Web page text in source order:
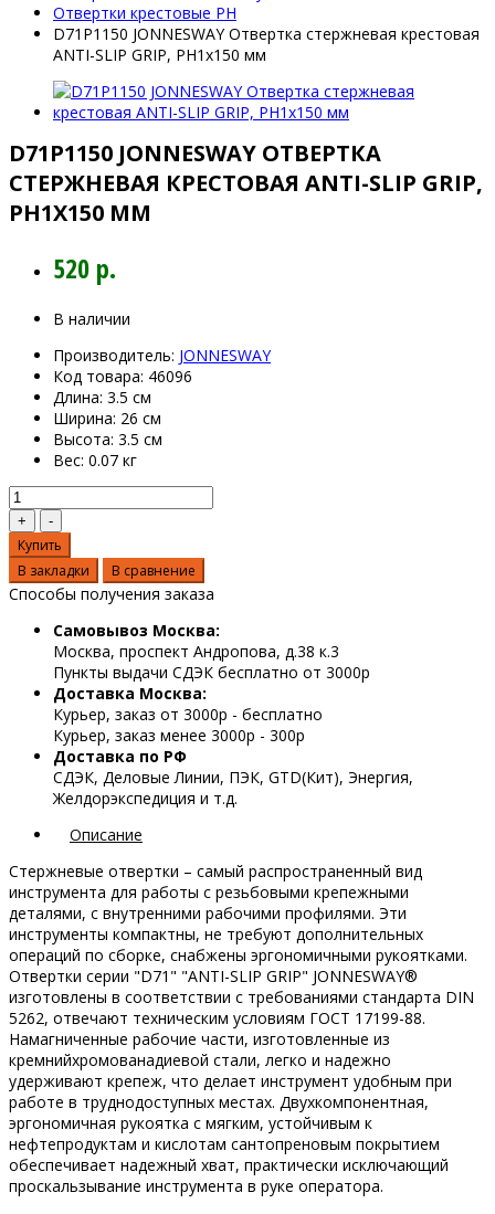
Отвертки крестовые PH
D71P1150 JONNESWAY Отвертка стержневая крестовая
ANTI-SLIP GRIP, PH1x150 мм
D71P1150 JONNESWAY ОТВЕРТКА
СТЕРЖНЕВАЯ КРЕСТОВАЯ ANTI-SLIP GRIP,
PH1X150 ММ
520 р.
В наличии
Производитель: JONNESWAY
Код товара: 46096
Длина: 3.5 см
Ширина: 26 см
Высота: 3.5 см
Вес: 0.07 кг
Купить
В закладки
В сравнение
Способы получения заказа
Самовывоз Москва:
Москва, проспект Андропова, д.38 к.3
Пункты выдачи СДЭК бесплатно от 3000р
Доставка Москва:
Курьер, заказ от 3000р - бесплатно
Курьер, заказ менее 3000р - 300р
Доставка по РФ
СДЭК, Деловые Линии, ПЭК, GTD(Кит), Энергия,
Желдорэкспедиция и т.д.
Описание
Стержневые отвертки – самый распространенный вид
инструмента для работы с резьбовыми крепежными
деталями, с внутренними рабочими профилями. Эти
инструменты компактны, не требуют дополнительных
операций по сборке, снабжены эргономичными рукоятками.
Отвертки серии "D71" "ANTI-SLIP GRIP" JONNESWAY®
изготовлены в соответствии с требованиями стандарта DIN
5262, отвечают техническим условиям ГОСТ 17199-88.
Намагниченные рабочие части, изготовленные из
кремнийхромованадиевой стали, легко и надежно
удерживают крепеж, что делает инструмент удобным при
работе в труднодоступных местах. Двухкомпонентная,
эргономичная рукоятка с мягким, устойчивым к
нефтепродуктам и кислотам сантопреновым покрытием
обеспечивает надежный хват, практически исключающий
проскальзывание инструмента в руке оператора.